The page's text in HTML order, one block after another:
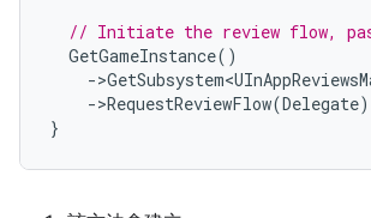
// Initiate the review flow,
GetGameInstance()
->
->RequestReviewFlow(Delegate
}